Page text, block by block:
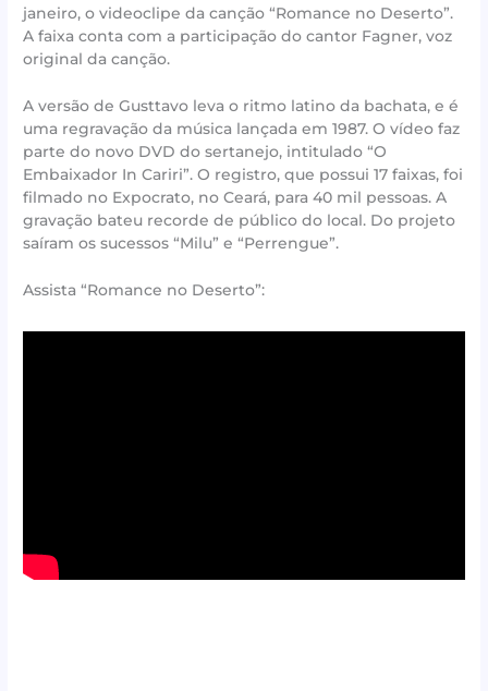
janeiro, o videoclipe da canção “Romance no Deserto”.
A faixa conta com a participação do cantor Fagner, voz
original da canção.
A versão de Gusttavo leva o ritmo latino da bachata, e é
uma regravação da música lançada em 1987. O vídeo faz
parte do novo DVD do sertanejo, intitulado “O
Embaixador In Cariri”. O registro, que possui 17 faixas, foi
filmado no Expocrato, no Ceará, para 40 mil pessoas. A
gravação bateu recorde de público do local. Do projeto
saíram os sucessos “Milu” e “Perrengue”.
Assista “Romance no Deserto”: